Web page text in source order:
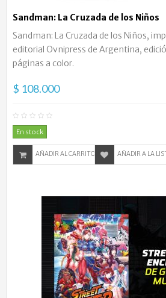
Sandman: La Cruzada de los Niños
Sandman: La Cruzada de los Niños,
editorial Ovnipress de Argentina,
páginas a color.
$ 108.000
En stock
AÑADIR AL CARRITO AÑADIR A LA